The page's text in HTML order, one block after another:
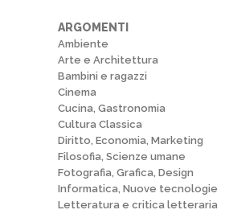
ARGOMENTI
Ambiente
Arte e Architettura
Bambini e ragazzi
Cinema
Cucina, Gastronomia
Cultura Classica
Diritto, Economia, Marketing
Filosofia, Scienze umane
Fotografia, Grafica, Design
Informatica, Nuove tecnologie
Letteratura e critica letteraria